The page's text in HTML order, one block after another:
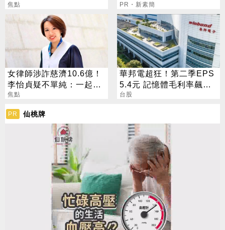
半導體迎新革命
焦點
天變小！
PR・新素簡
女律師涉詐慈濟10.6億！
李怡貞疑不單純：一起洗
錢？
焦點
華邦電超狂！第二季EPS
5.4元 記憶體毛利率飆至
70.3%
台股
PR 仙桃牌